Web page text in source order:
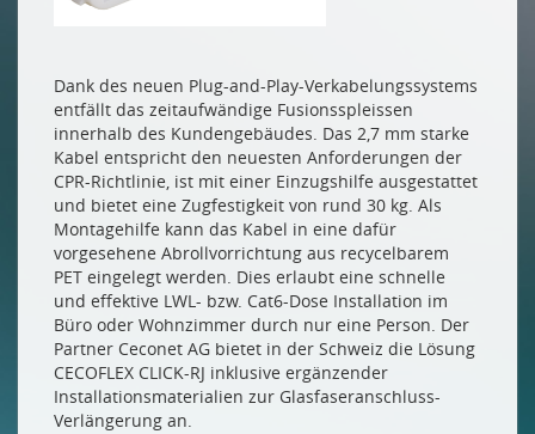
Dank des neuen Plug-and-Play-Verkabelungssystems
entfällt das zeitaufwändige Fusionsspleissen
innerhalb des Kundengebäudes. Das 2,7 mm starke
Kabel entspricht den neuesten Anforderungen der
CPR-Richtlinie, ist mit einer Einzugshilfe ausgestattet
und bietet eine Zugfestigkeit von rund 30 kg. Als
Montagehilfe kann das Kabel in eine dafür
vorgesehene Abrollvorrichtung aus recycelbarem
PET eingelegt werden. Dies erlaubt eine schnelle
und effektive LWL- bzw. Cat6-Dose Installation im
Büro oder Wohnzimmer durch nur eine Person. Der
Partner Ceconet AG bietet in der Schweiz die Lösung
CECOFLEX CLICK-RJ inklusive ergänzender
Installationsmaterialien zur Glasfaseranschluss-
Verlängerung an.